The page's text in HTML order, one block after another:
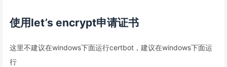
使用let’s encrypt申请证书
这里不建议在windows下面运行certbot，建议在windows下面运
行